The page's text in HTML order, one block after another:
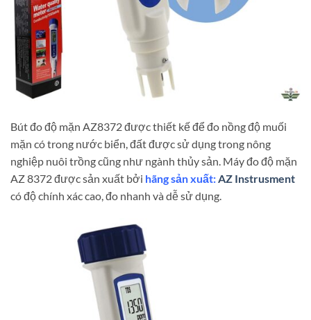
Bút đo độ mặn AZ8372 được thiết kế để đo nồng độ muối
mặn có trong nước biển, đất được sử dụng trong nông
nghiệp nuôi trồng cũng như ngành thủy sản. Máy đo độ mặn
AZ 8372 được sản xuất bởi hãng sản xuất: AZ Instrusment
có độ chính xác cao, đo nhanh và dễ sử dụng.